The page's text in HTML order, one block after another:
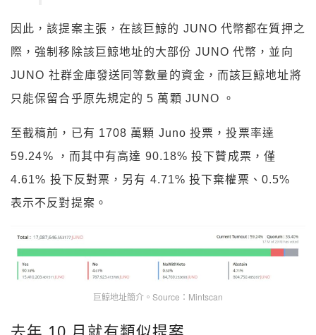
因此，該提案主張，在該巨鯨的 JUNO 代幣都在質押之
際，強制移除該巨鯨地址的大部份 JUNO 代幣，並向
JUNO 社群金庫發送同等數量的資金，而該巨鯨地址將
只能保留合乎原先規定的 5 萬顆 JUNO 。
至截稿前，已有 1708 萬顆 Juno 投票，投票率達
59.24% ，而其中有高達 90.18% 投下贊成票，僅
4.61% 投下反對票，另有 4.71% 投下棄權票、0.5%
表示不反對提案。
巨鯨地址簡介。Source：Mintscan